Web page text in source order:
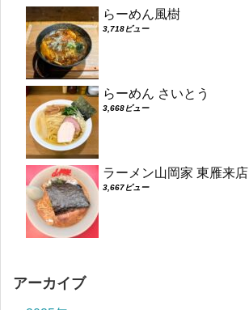
らーめん風樹
3,718ビュー
らーめん さいとう
3,668ビュー
ラーメン山岡家 東雁来店
3,667ビュー
アーカイブ